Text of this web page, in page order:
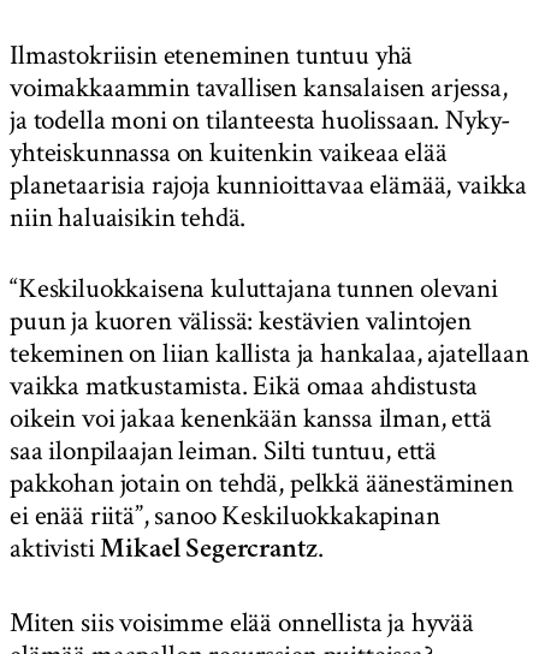
Ilmastokriisin eteneminen tuntuu yhä
voimakkaammin tavallisen kansalaisen arjessa,
ja todella moni on tilanteesta huolissaan. Nyky-
yhteiskunnassa on kuitenkin vaikeaa elää
planetaarisia rajoja kunnioittavaa elämää, vaikka
niin haluaisikin tehdä.
“Keskiluokkaisena kuluttajana tunnen olevani
puun ja kuoren välissä: kestävien valintojen
tekeminen on liian kallista ja hankalaa, ajatellaan
vaikka matkustamista. Eikä omaa ahdistusta
oikein voi jakaa kenenkään kanssa ilman, että
saa ilonpilaajan leiman. Silti tuntuu, että
pakkohan jotain on tehdä, pelkkä äänestäminen
ei enää riitä”, sanoo Keskiluokkakapinan
aktivistiMikael Segercrantz.
Miten siis voisimme elää onnellista ja hyvää